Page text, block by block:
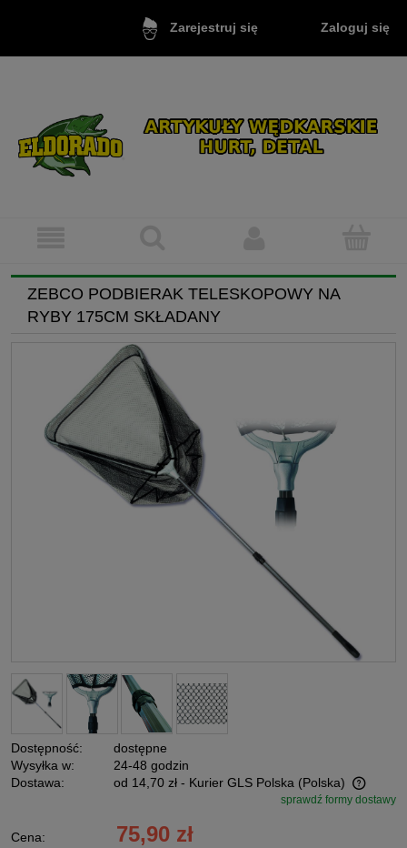
Zarejestruj się Zaloguj się
ZEBCO PODBIERAK TELESKOPOWY NA
RYBY 175CM SKŁADANY
Dostępność:
dostępne
Wysyłka w:
24-48 godzin
Dostawa:
od 14,70 zł - Kurier GLS Polska (Polska)
Cena nie zawiera ewentualnych kosztów płatnościsprawdź formy dostawy
Cena: 75,90 zł